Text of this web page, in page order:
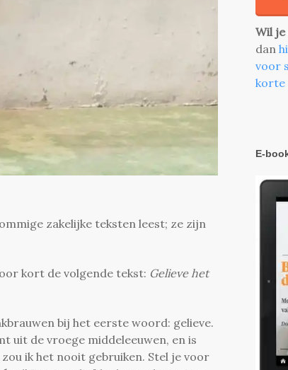
zakelijke teksten leest; ze zijn
kort de volgende tekst: Gelieve het
bij het eerste woord: gelieve.
uit de vroege middeleeuwen, en is
ik het nooit gebruiken. Stel je voor
Wil je
dan
voor
korte
E-